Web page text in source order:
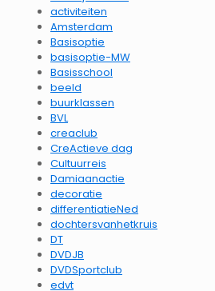
activiteiten
Amsterdam
Basisoptie
basisoptie-MW
Basisschool
beeld
buurklassen
BVL
creaclub
CreActieve dag
Cultuurreis
Damiaanactie
decoratie
differentiatieNed
dochtersvanhetkruis
DT
DVDJB
DVDSportclub
edvt